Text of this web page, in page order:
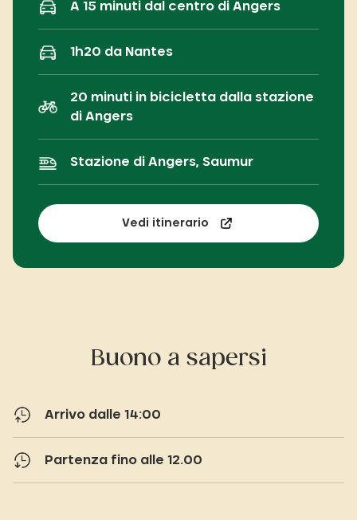
A 15 minuti dal centro di Angers
1h20 da Nantes
20 minuti in bicicletta dalla stazione
di Angers
Stazione di Angers, Saumur
Vedi itinerario
Buono a sapersi
Arrivo dalle 14:00
Partenza fino alle 12.00